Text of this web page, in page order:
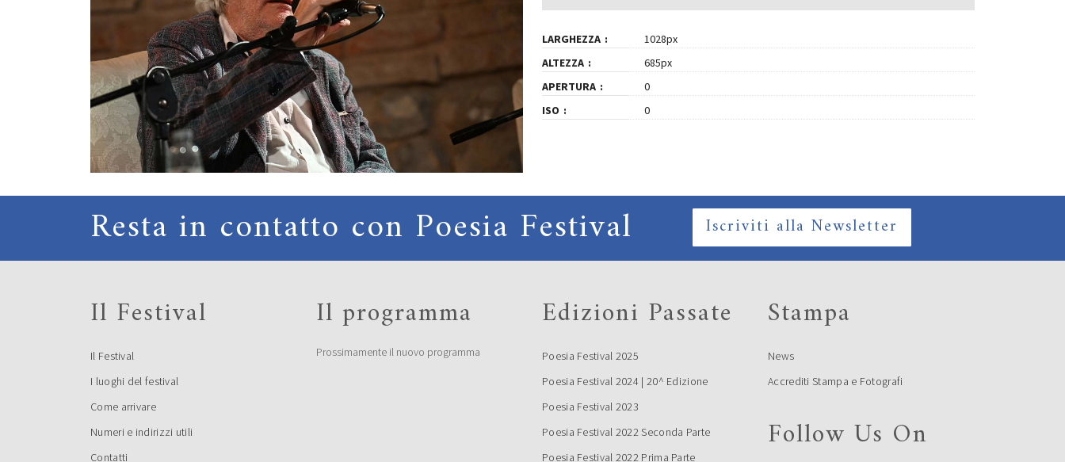
LARGHEZZA
1028px
ALTEZZA
685px
APERTURA
0
ISO
0
Resta in contatto con Poesia Festival Iscriviti alla Newsletter
Il Festival
Il Festival
I luoghi del festival
Come arrivare
Numeri e indirizzi utili
Contatti
Il programma
Prossimamente il nuovo programma
Edizioni Passate
Poesia Festival 2025
Poesia Festival 2024 | 20^ Edizione
Poesia Festival 2023
Poesia Festival 2022 Seconda Parte
Poesia Festival 2022 Prima Parte
Stampa
News
Accrediti Stampa e Fotografi
Follow Us On